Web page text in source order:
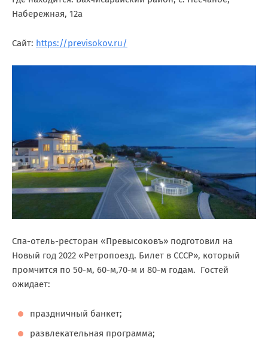
Набережная, 12а
Сайт: https://previsokov.ru/
Спа-отель-ресторан «Превысоковъ» подготовил на
Новый год 2022 «Ретропоезд. Билет в СССР», который
промчится по 50-м, 60-м,70-м и 80-м годам. Гостей
ожидает:
праздничный банкет;
развлекательная программа;